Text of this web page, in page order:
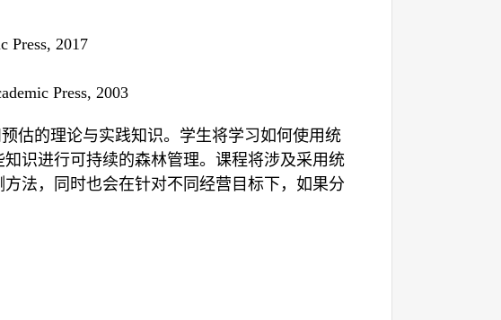
Press, 2017
Press, 2003
估的理论与实践知识。学生将学习如何使用统
识进行可持续的森林管理。课程将涉及采用统
法，同时也会在针对不同经营目标下，如果分